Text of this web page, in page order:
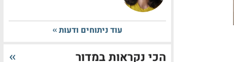
עוד ניתוחים ודעות
הכי נקראות במדור